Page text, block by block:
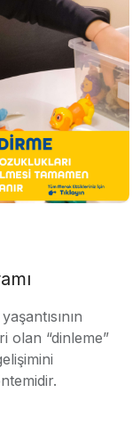
olan “dinleme”